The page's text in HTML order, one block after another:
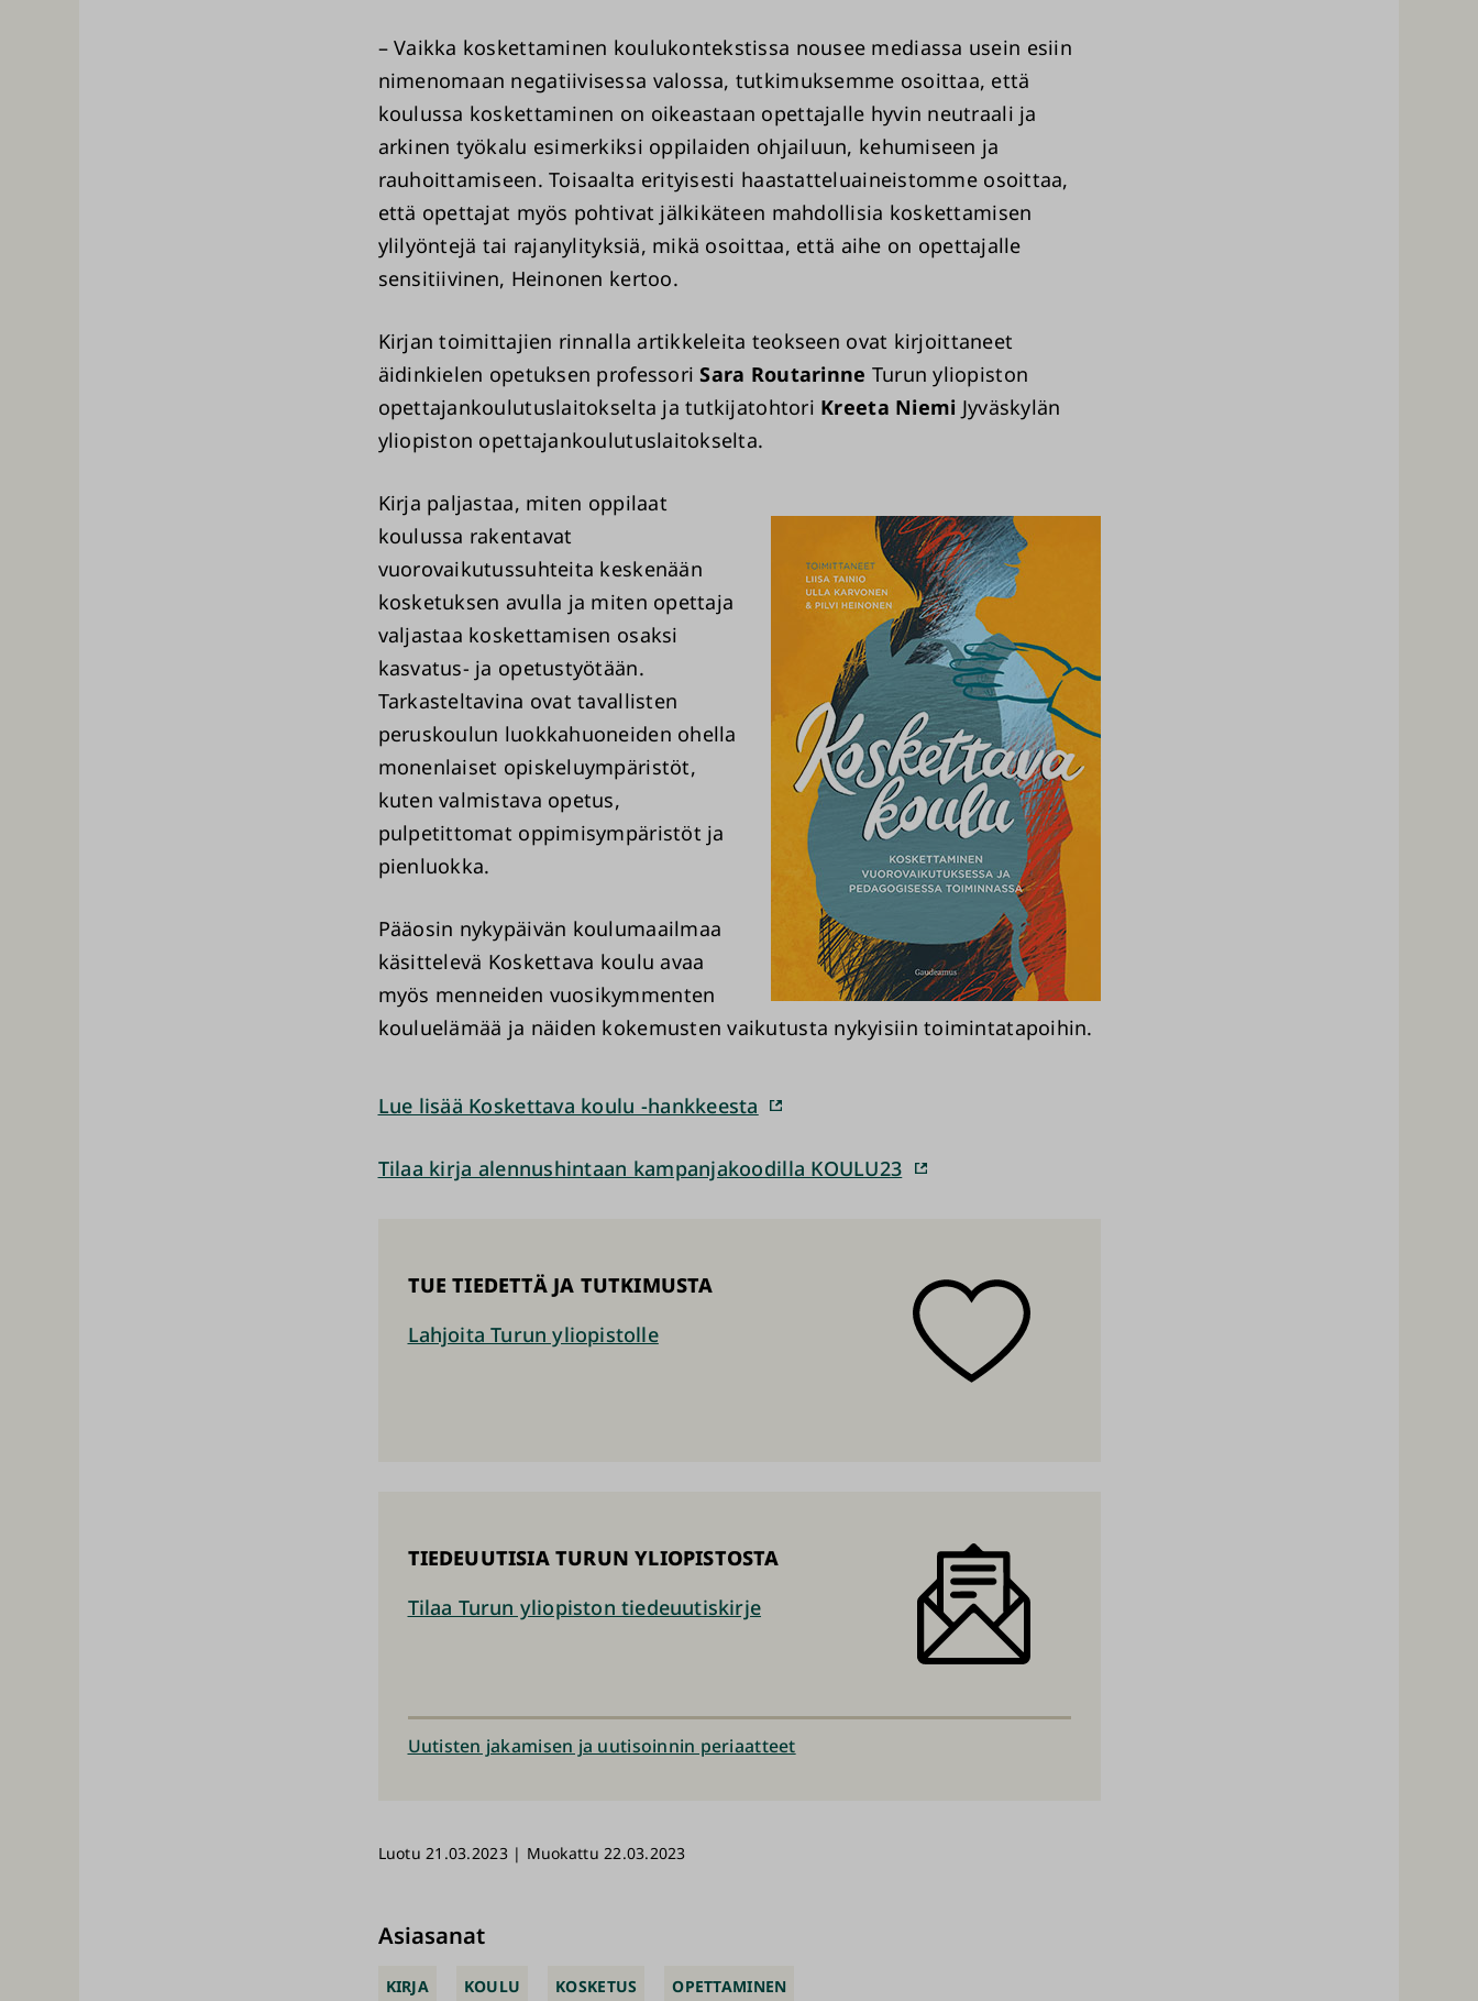
– Vaikka koskettaminen koulukontekstissa nousee mediassa usein esiin
nimenomaan negatiivisessa valossa, tutkimuksemme osoittaa, että
koulussa koskettaminen on oikeastaan opettajalle hyvin neutraali ja
arkinen työkalu esimerkiksi oppilaiden ohjailuun, kehumiseen ja
rauhoittamiseen. Toisaalta erityisesti haastatteluaineistomme osoittaa,
että opettajat myös pohtivat jälkikäteen mahdollisia koskettamisen
ylilyöntejä tai rajanylityksiä, mikä osoittaa, että aihe on opettajalle
sensitiivinen, Heinonen kertoo.
Kirjan toimittajien rinnalla artikkeleita teokseen ovat kirjoittaneet
äidinkielen opetuksen professoriSara Routarinne Turun yliopiston
opettajankoulutuslaitokselta ja tutkijatohtori Kreeta Niemi Jyväskylän
yliopiston opettajankoulutuslaitokselta.
Kirja paljastaa, miten oppilaat
koulussa rakentavat
vuorovaikutussuhteita keskenään
kosketuksen avulla ja miten opettaja
valjastaa koskettamisen osaksi
kasvatus- ja opetustyötään.
Tarkasteltavina ovat tavallisten
peruskoulun luokkahuoneiden ohella
monenlaiset opiskeluympäristöt,
kuten valmistava opetus,
pulpetittomat oppimisympäristöt ja
pienluokka.
Pääosin nykypäivän koulumaailmaa
käsittelevä Koskettava koulu avaa
myös menneiden vuosikymmenten
kouluelämää ja näiden kokemusten vaikutusta nykyisiin toimintatapoihin.
Lue lisää Koskettava koulu -hankkeesta
Tilaa kirja alennushintaan kampanjakoodilla KOULU23
TUE TIEDETTÄ JA TUTKIMUSTA
Lahjoita Turun yliopistolle
TIEDEUUTISIA TURUN YLIOPISTOSTA
Tilaa Turun yliopiston tiedeuutiskirje
Uutisten jakamisen ja uutisoinnin periaatteet
Luotu 21.03.2023 | Muokattu 22.03.2023
Asiasanat
KIRJA KOULU KOSKETUS OPETTAMINEN